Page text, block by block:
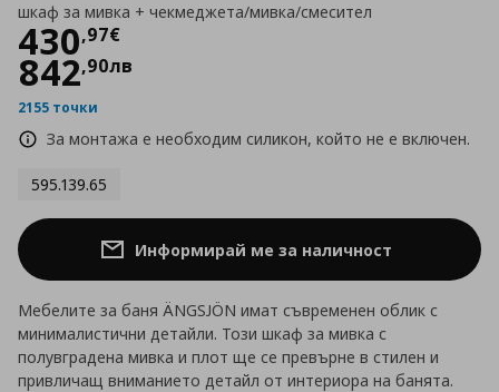
шкаф за мивка + чекмеджета/мивка/смесител
430,97€
Цена430,97 €
842,90лв
2155 точки
За монтажа е необходим силикон, който не е включен.
595.139.65
Информирай ме за наличност
Мебелите за баня ÄNGSJÖN имат съвременен облик с
минималистични детайли. Този шкаф за мивка с
полувградена мивка и плот ще се превърне в стилен и
привличащ вниманието детайл от интериора на банята.